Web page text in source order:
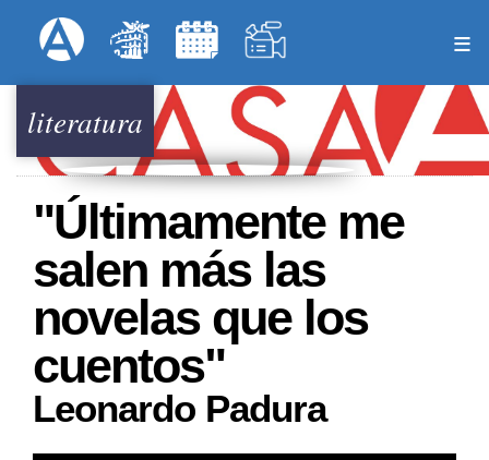
al
principal
Menú Superior
literatura
"Últimamente me
salen más las
novelas que los
cuentos"
Leonardo Padura